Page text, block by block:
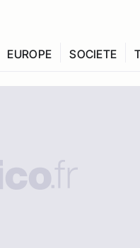
EUROPE SOCIETE